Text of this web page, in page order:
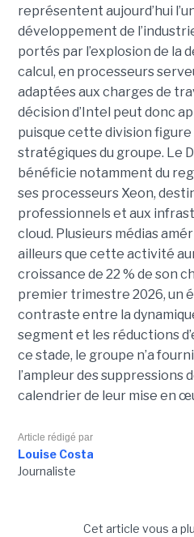
représentent aujourd’hui
développement de
portés par l’explosion de la
calcul, en processeurs
adaptées aux charges de
décision d’Intel peut donc
puisque cette division
stratégiques du groupe. Le
bénéficie notamment du
ses processeurs Xeon,
professionnels et aux
cloud. Plusieurs médias
ailleurs que cette activité
croissance de 22 % de son
premier trimestre 2026, un
contraste entre la
segment et les réductions
ce stade, le groupe n’a
l’ampleur des suppressions
calendrier de leur mise en
Article rédigé par
Louise Costa
Journaliste
Cet article vous a